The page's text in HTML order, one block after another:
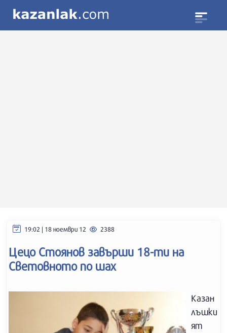
19:02 | 18 ноември 12 2388
Цецо Стоянов завърши 18-ти на
Световното по шах
Казан
лъшки
ят